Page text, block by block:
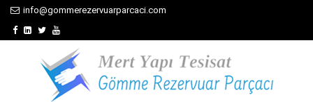
info@gommerezervuarparcaci.com